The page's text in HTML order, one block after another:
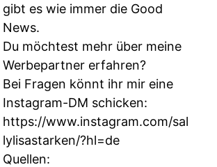
gibt es wie immer die Good
News.
Du möchtest mehr über meine
Werbepartner erfahren?
Bei Fragen könnt ihr mir eine
Instagram-DM schicken:
https://www.instagram.com/sal
lylisastarken/?hl=de
Quellen: